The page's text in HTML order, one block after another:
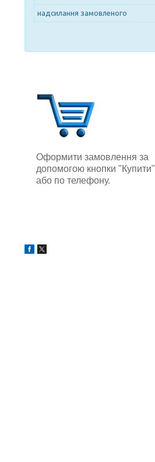
надсилання замовленого
Оформити замовлення за
допомогою кнопки "Купити"
або по телефону.